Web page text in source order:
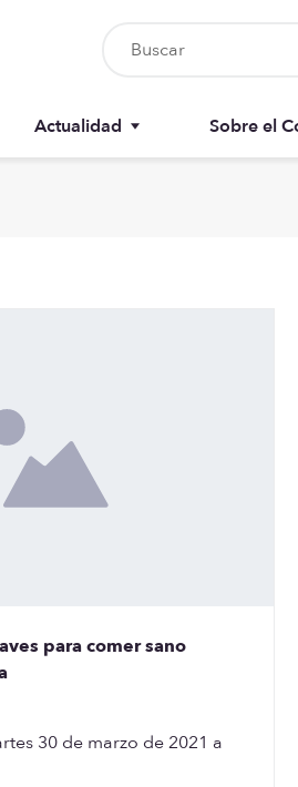
Actualidad Sobre el
para comer sano
30 de marzo de 2021 a